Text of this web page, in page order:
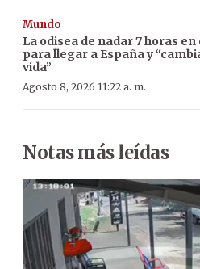
Mundo
La odisea de nadar 7 horas
para llegar a España y
vida”
Agosto 8, 2026 11:22 a. m.
Notas más leídas